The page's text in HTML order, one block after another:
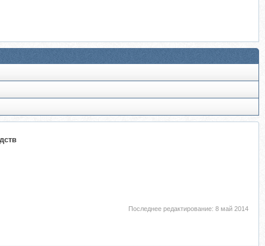
Последнее редактирование: 8 май 2014